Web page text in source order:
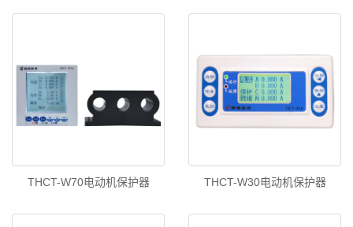
THCT-W70电动机保护器 THCT-W30电动机保护器